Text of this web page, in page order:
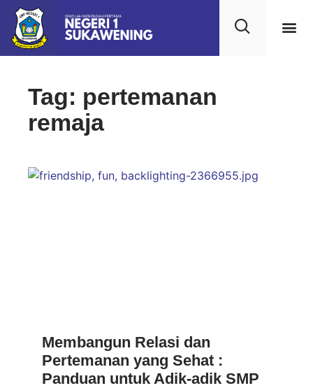
Tag: pertemanan
remaja
Membangun Relasi dan
Pertemanan yang Sehat :
Panduan untuk Adik-adik SMP